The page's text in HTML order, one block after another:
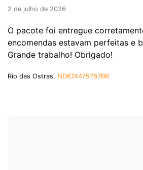
2 de julho de 2026
O pacote foi entregue
encomendas estavam perfeitas e
Grande trabalho! Obrigado!
Rio das Ostras, ND674475787BR